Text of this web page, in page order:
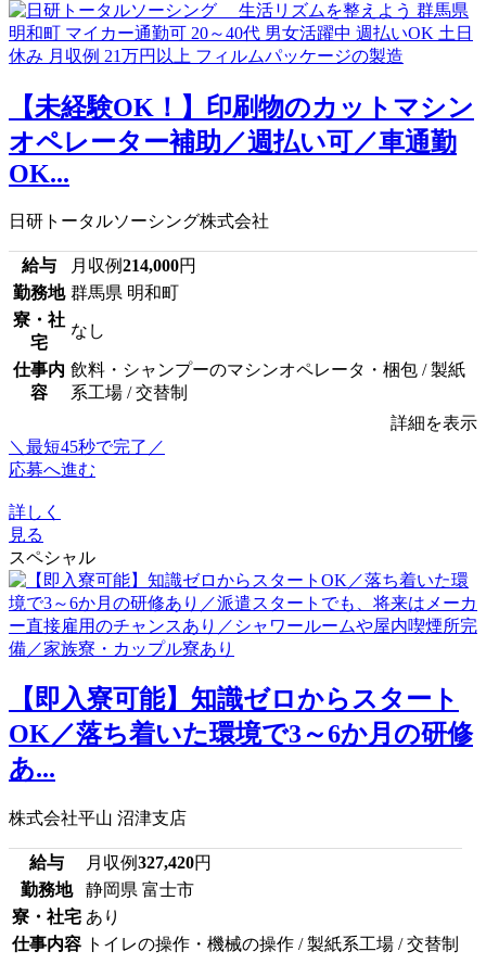
【未経験OK！】印刷物のカットマシン
オペレーター補助／週払い可／車通勤
OK...
日研トータルソーシング株式会社
給与 月収例214,000円
勤務地 群馬県 明和町
寮・社
宅
なし
仕事内
容
飲料・シャンプーのマシンオペレータ・梱包 / 製紙
系工場 / 交替制
詳細を表示
＼最短45秒で完了／
応募へ進む
詳しく
見る
スペシャル
【即入寮可能】知識ゼロからスタート
OK／落ち着いた環境で3～6か月の研修
あ...
株式会社平山 沼津支店
給与 月収例327,420円
勤務地
静岡県 富士市
寮・社宅 あり
仕事内容 トイレの操作・機械の操作 / 製紙系工場 / 交替制